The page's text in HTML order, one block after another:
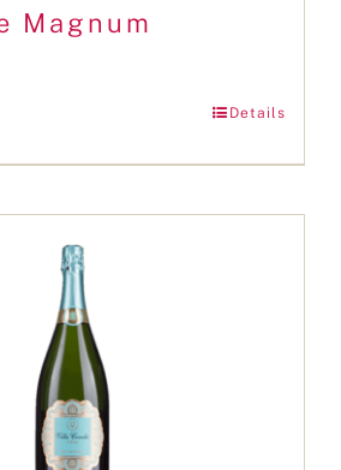
Magnum
Details